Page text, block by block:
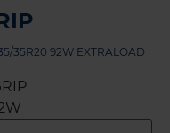
35R20 92W EXTRALOAD